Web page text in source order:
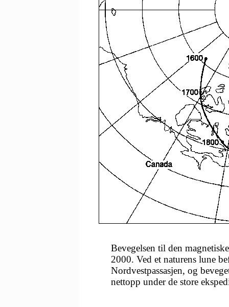
Bevegelsen til den
2000. Ved et naturens lune
Nordvestpassasjen, og
nettopp under de store